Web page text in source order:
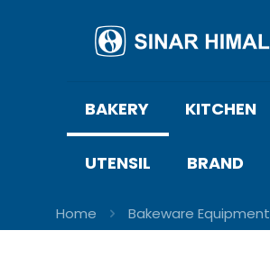
BAKERY KITCHEN
UTENSIL BRAND
Home Bakeware Equipment